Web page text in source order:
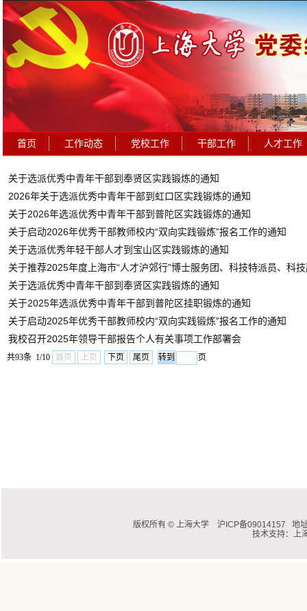
首页 工作动态 党校工作 干部工作 人才工作
关于选派优秀中青年干部到奉贤区实践锻炼的通知
2026年关于选派优秀中青年干部到虹口区实践锻炼的通知
关于2026年选派优秀中青年干部到普陀区实践锻炼的通知
关于启动2026年优秀干部教师校内“双向实践锻炼”报名工作的通知
关于选派优秀年轻干部人才到宝山区实践锻炼的通知
关于推荐2025年度上海市“人才沪郊行”博士服务团、科技特派员、科
关于选派优秀中青年干部到奉贤区实践锻炼的通知
关于2025年选派优秀中青年干部到普陀区挂职锻炼的通知
关于启动2025年优秀干部教师校内“双向实践锻炼”报名工作的通知
我校召开2025年领导干部报告个人有关事项工作部署会
共93条 1/10 首页 上页 下页 尾页 页
版权所有 © 上海大学 沪ICP备09014157
地
技术支持： 上